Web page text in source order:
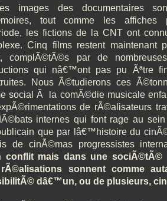
images des documentaires
tout comme les affiches
les fictions de la CNT ont
Cinq films restent maintenant
complÃ©tÃ©s par de
qui nâ€™ont pas pu Ãªtre
Nous Ã©tudierons ces
social Ã la comÃ©die musicale
de rÃ©alisateurs
internes qui font rage au
que par lâ€™histoire du
de cinÃ©mas progressistes
conflit mais dans une sociÃ©tÃ©
sonnent comme
dâ€™un, ou de plusieurs,